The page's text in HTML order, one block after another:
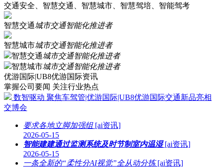
交通安全、智慧交通、智慧城市、智慧驾培、智能驾考
智慧交通城市交通智能化推进者
智慧城市城市交通智能化推进者
智慧交通城市交通智能化推进者
智慧城市城市交通智能化推进者
优游国际|UB8优游国际资讯
掌握公司要闻 关注行业热点
数智驱动 聚焦车驾管|优游国际|UB8优游国际交通新品亮相
交博会
要求各地立脚加强组 [ai资讯]
2026-05-15
智能建建通过监测系统及时节制室内温湿 [ai资讯]
2026-05-15
一条全新的“柔性分AI视觉”全从动分拣[ai资讯]